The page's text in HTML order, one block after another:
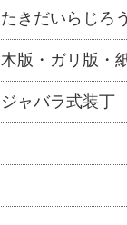
たきだいらじろう
木版・ガリ版・
ジャバラ式装丁